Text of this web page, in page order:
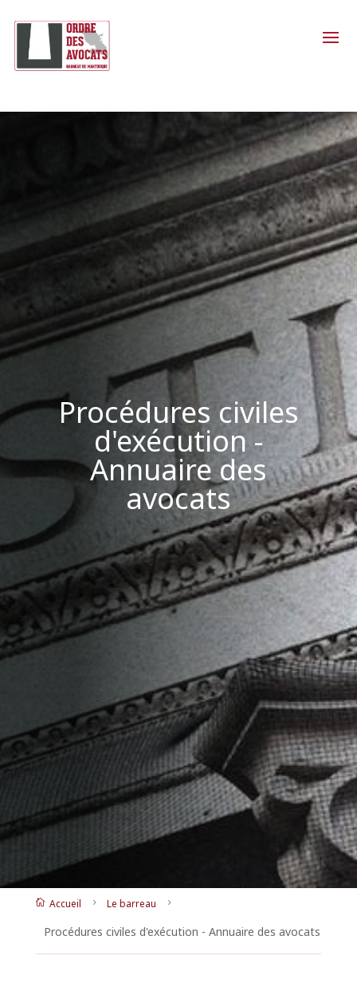
Procédures civiles
d'exécution -
Annuaire des
avocats
 Accueil 5 Le barreau 5
Procédures civiles d'exécution - Annuaire des avocats